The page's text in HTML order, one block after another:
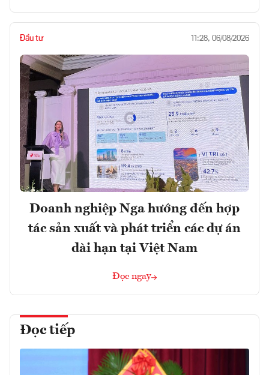
Đầu tư 11:28, 06/08/2026
Doanh nghiệp Nga hướng đến hợp
tác sản xuất và phát triển các dự án
dài hạn tại Việt Nam
Đọc ngay
Đọc tiếp